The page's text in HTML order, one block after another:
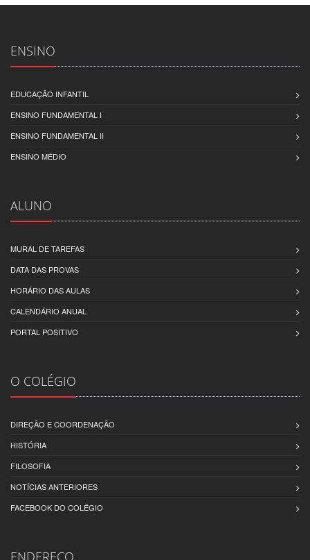
ENSINO
EDUCAÇÃO INFANTIL
ENSINO FUNDAMENTAL I
ENSINO FUNDAMENTAL II
ENSINO MÉDIO
ALUNO
MURAL DE TAREFAS
DATA DAS PROVAS
HORÁRIO DAS AULAS
CALENDÁRIO ANUAL
PORTAL POSITIVO
O COLÉGIO
DIREÇÃO E COORDENAÇÃO
HISTÓRIA
FILOSOFIA
NOTÍCIAS ANTERIORES
FACEBOOK DO COLÉGIO